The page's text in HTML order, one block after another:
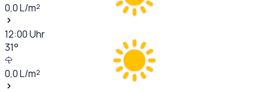
0,0L/m²
12:00Uhr
31°
0,0L/m²